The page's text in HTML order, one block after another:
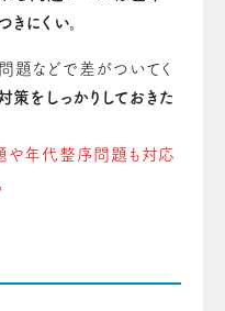
にくい。
などで差がついてく
策をしっかりしておきた
や年代整序問題も対応